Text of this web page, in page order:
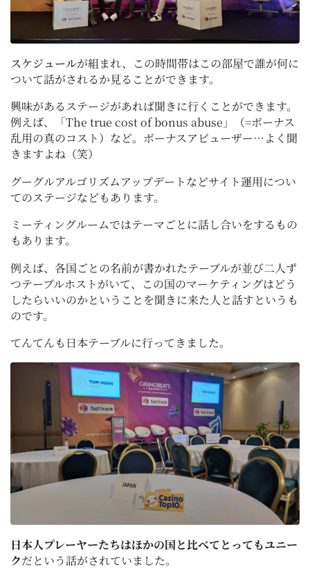
スケジュールが組まれ、この時間帯はこの部屋で誰が何に
ついて話がされるか見ることができます。
興味があるステージがあれば聞きに行くことができます。
例えば、「The true cost of bonus abuse」（=ボーナス
乱用の真のコスト）など。ボーナスアビューザー…よく聞
きますよね（笑）
グーグルアルゴリズムアップデートなどサイト運用につい
てのステージなどもあります。
ミーティングルームではテーマごとに話し合いをするもの
もあります。
例えば、各国ごとの名前が書かれたテーブルが並び二人ず
つテーブルホストがいて、この国のマーケティングはどう
したらいいのかということを聞きに来た人と話すというも
のです。
てんてんも日本テーブルに行ってきました。
日本人プレーヤーたちはほかの国と比べてとってもユニー
クだという話がされていました。